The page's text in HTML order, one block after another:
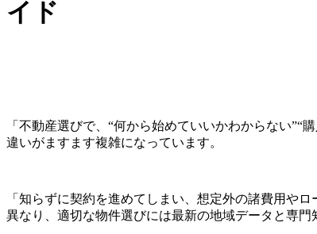
イド
「不動産選びで、“何から始めていいかわからない
違いがますます複雑になっています。
「知らずに契約を進めてしまい、想定外の諸費用や
異なり、適切な物件選びには最新の地域データと専門